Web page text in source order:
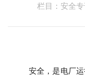
栏目：安全
安全，是电厂